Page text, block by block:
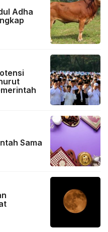
Adha
Sama